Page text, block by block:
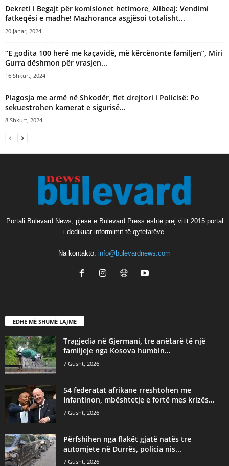
Dekreti i Begajt për komisionet hetimore, Alibeaj: Vendimi
fatkeqësi e madhe! Mazhoranca asgjësoi totalisht...
20 Janar, 2024
“E godita 100 herë me kaçavidë, më kërcënonte familjen”, Miri
Gurra dëshmon për vrasjen...
16 Shkurt, 2024
Plagosja me armë në Shkodër, flet drejtori i Policisë: Po
sekuestrohen kamerat e sigurisë...
8 Shkurt, 2024
Portali Bulevard News, pjesë e Bulevard Press është prej vitit 2015 portal
i dedikuar informimit të qytetarëve.
Na kontakto: info@bulevardnews.com
EDHE MË SHUMË LAJME
Tragjedia në Gjermani, tre anëtarë të një
familjeje nga Kosova humbin...
7 Gusht, 2026
54 federatat afrikane rreshtohen me
Infantinon, mbështetje e fortë mes krizës...
7 Gusht, 2026
Përfshihen nga flakët gjatë natës tre
automjete në Durrës, policia nis...
7 Gusht, 2026